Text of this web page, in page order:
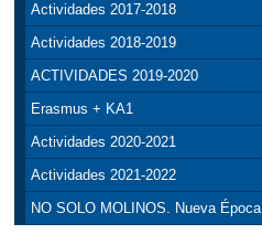
Actividades 2017-2018
Actividades 2018-2019
ACTIVIDADES 2019-2020
Erasmus + KA1
Actividades 2020-2021
Actividades 2021-2022
NO SOLO MOLINOS. Nueva Época